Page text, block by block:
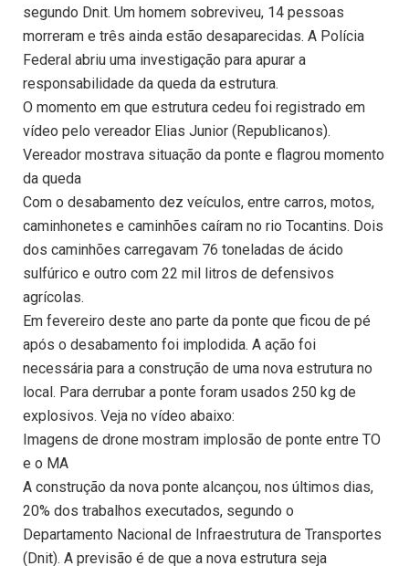
segundo Dnit. Um homem sobreviveu, 14 pessoas
morreram e três ainda estão desaparecidas. A Polícia
Federal abriu uma investigação para apurar a
responsabilidade da queda da estrutura.
O momento em que estrutura cedeu foi registrado em
vídeo pelo vereador Elias Junior (Republicanos).
Vereador mostrava situação da ponte e flagrou momento
da queda
Com o desabamento dez veículos, entre carros, motos,
caminhonetes e caminhões caíram no rio Tocantins. Dois
dos caminhões carregavam 76 toneladas de ácido
sulfúrico e outro com 22 mil litros de defensivos
agrícolas.
Em fevereiro deste ano parte da ponte que ficou de pé
após o desabamento foi implodida. A ação foi
necessária para a construção de uma nova estrutura no
local. Para derrubar a ponte foram usados 250 kg de
explosivos. Veja no vídeo abaixo:
Imagens de drone mostram implosão de ponte entre TO
e o MA
A construção da nova ponte alcançou, nos últimos dias,
20% dos trabalhos executados, segundo o
Departamento Nacional de Infraestrutura de Transportes
(Dnit). A previsão é de que a nova estrutura seja